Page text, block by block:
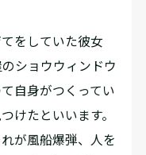
をしていた彼女
ショウウィンドウ
自身がつくってい
けたといいます。
が風船爆弾、人を